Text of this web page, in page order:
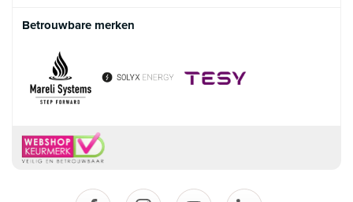
Betrouwbare merken